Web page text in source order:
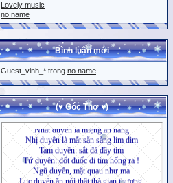
Lovely music
no name
Bình luận mới
Guest_vinh_* trong no name
(♥ Góc Thơ ♥)